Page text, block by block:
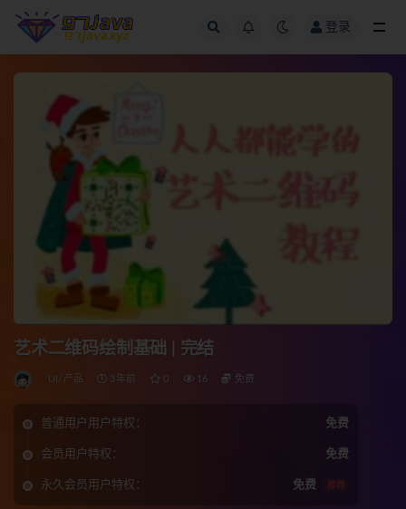
登录
艺术二维码绘制基础 | 完结
UI/产品 3年前 0 16 免费
普通用户用户特权： 免费
会员用户特权： 免费
永久会员用户特权： 免费 推荐